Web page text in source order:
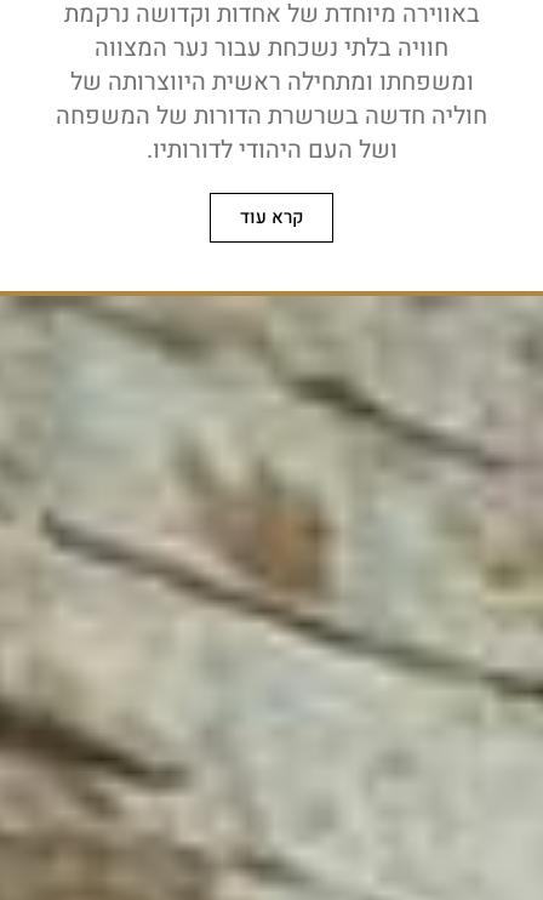
באווירה מיוחדת של אחדות וקדושה נרקמת
חוויה בלתי נשכחת עבור נער המצווה
ומשפחתו ומתחילה ראשית היווצרותה של
חוליה חדשה בשרשרת הדורות של המשפחה
ושל העם היהודי לדורותיו.
קרא עוד